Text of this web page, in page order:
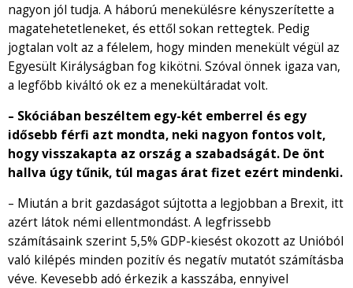
nagyon jól tudja. A háború menekülésre kényszerítette a
magatehetetleneket, és ettől sokan rettegtek. Pedig
jogtalan volt az a félelem, hogy minden menekült végül az
Egyesült Királyságban fog kikötni. Szóval önnek igaza van,
a legfőbb kiváltó ok ez a menekültáradat volt.
– Skóciában beszéltem egy-két emberrel és egy
idősebb férfi azt mondta, neki nagyon fontos volt,
hogy visszakapta az ország a szabadságát. De önt
hallva úgy tűnik, túl magas árat fizet ezért mindenki.
– Miután a brit gazdaságot sújtotta a legjobban a Brexit, itt
azért látok némi ellentmondást. A legfrissebb
számításaink szerint 5,5% GDP-kiesést okozott az Unióból
való kilépés minden pozitív és negatív mutatót számításba
véve. Kevesebb adó érkezik a kasszába, ennyivel